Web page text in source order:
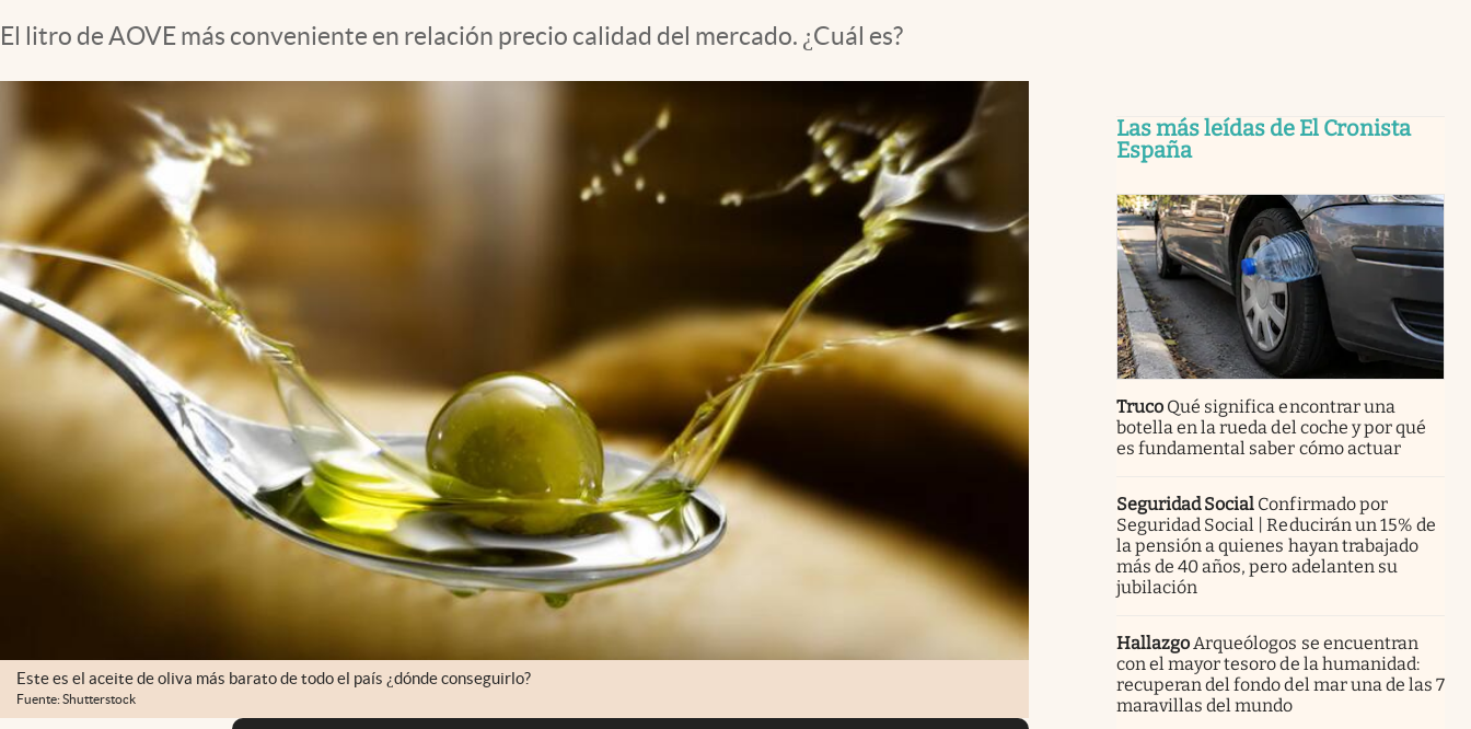
El litro de AOVE más conveniente en relación precio calidad del mercado. ¿Cuál es?
Este es el aceite de oliva más barato de todo el país ¿dónde conseguirlo?
Fuente: Shutterstock
Las más leídas de El Cronista
España
Truco Qué significa encontrar una
botella en la rueda del coche y por qué
es fundamental saber cómo actuar
Seguridad Social Confirmado por
Seguridad Social | Reducirán un 15% de
la pensión a quienes hayan trabajado
más de 40 años, pero adelanten su
jubilación
HallazgoArqueólogos se encuentran
con el mayor tesoro de la humanidad:
recuperan del fondo del mar una de las 7
maravillas del mundo